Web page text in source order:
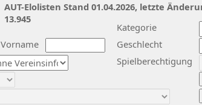
Vorname
Kategorie
Geschlecht
Spielberechtigung
AUT-Elolisten Stand 01.04.2026, letzte
13.945